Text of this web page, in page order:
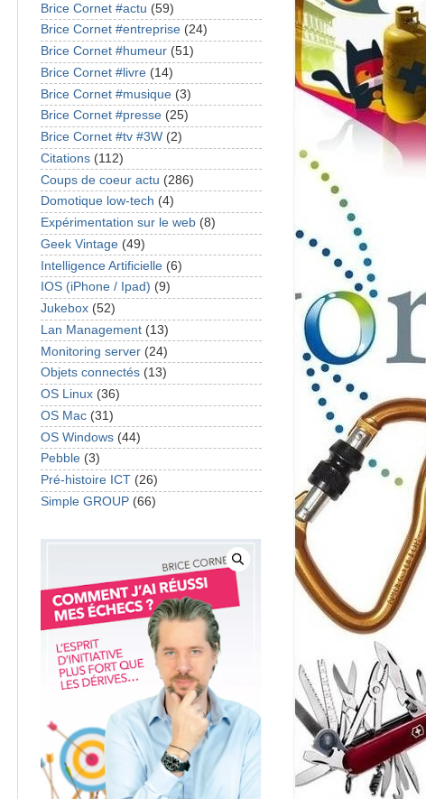
Brice Cornet #actu (59)
Brice Cornet #entreprise (24)
Brice Cornet #humeur (51)
Brice Cornet #livre (14)
Brice Cornet #musique (3)
Brice Cornet #presse (25)
Brice Cornet #tv #3W (2)
Citations (112)
Coups de coeur actu (286)
Domotique low-tech (4)
Expérimentation sur le web (8)
Geek Vintage (49)
Intelligence Artificielle (6)
IOS (iPhone / Ipad) (9)
Jukebox (52)
Lan Management (13)
Monitoring server (24)
Objets connectés (13)
OS Linux (36)
OS Mac (31)
OS Windows (44)
Pebble (3)
Pré-histoire ICT (26)
Simple GROUP (66)